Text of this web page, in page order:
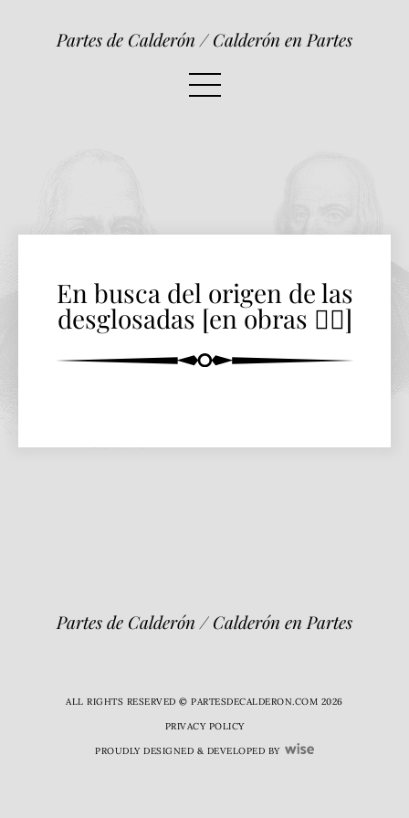
Partes de Calderón / Calderón en Partes
En busca del origen de las
desglosadas [en obras 👷‍♀️]
desglosadas [en obras 👷‍♀️]
Partes de Calderón / Calderón en Partes
ALL RIGHTS RESERVED © PARTESDECALDERON.COM 2026
PRIVACY POLICY
PROUDLY DESIGNED & DEVELOPED BY